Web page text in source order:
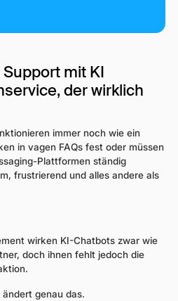
mit KI
der wirklich
immer noch wie ein
in vagen FAQs fest oder müssen
Plattformen ständig
frustrierend und alles andere als
wirken KI-Chatbots zwar wie
doch ihnen fehlt jedoch die
genau das.